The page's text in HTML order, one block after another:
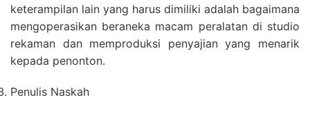
keterampilan lain yang harus dimiliki adalah bagaimana
mengoperasikan beraneka macam peralatan di studio
rekaman dan memproduksi penyajian yang menarik
kepada penonton.
Penulis Naskah